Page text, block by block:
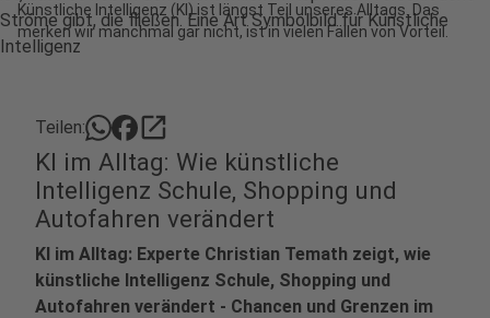
Künstliche Intelligenz (KI) ist längst Teil unseres Alltags. Das
merken wir manchmal gar nicht, ist in vielen Fällen von Vorteil.
Teilen: open_in_new
KI im Alltag: Wie künstliche
Intelligenz Schule, Shopping und
Autofahren verändert
KI im Alltag: Experte Christian Temath zeigt, wie
künstliche Intelligenz Schule, Shopping und
Autofahren verändert - Chancen und Grenzen im